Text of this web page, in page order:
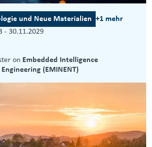
und Neue Materialien +1 mehr
- 30.11.2029
on Embedded Intelligence
(EMINENT)